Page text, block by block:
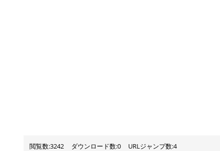
閲覧数:3242 ダウンロード数:0
URLジャンプ数:4